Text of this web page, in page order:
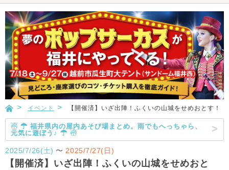
イベント 【開催済】いざ出陣！ふくいの山城をせめおとす！
☃ ☂ 福井県内の屋内あそび場まとめ。雨でもへっちゃら、
元気に遊ぼう♪ ☂ ☃
2025/7/26(土) 〜 2025/7/27(日)
【開催済】いざ出陣！ふくいの山城をせめおと